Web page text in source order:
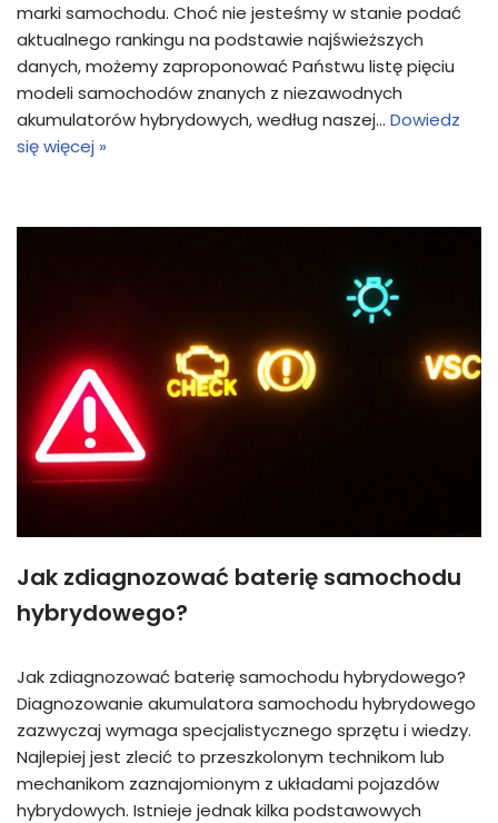
marki samochodu. Choć nie jesteśmy w stanie podać
aktualnego rankingu na podstawie najświeższych
danych, możemy zaproponować Państwu listę pięciu
modeli samochodów znanych z niezawodnych
akumulatorów hybrydowych, według naszej… Dowiedz
się więcej »
Jak zdiagnozować baterię samochodu
hybrydowego?
Jak zdiagnozować baterię samochodu hybrydowego?
Diagnozowanie akumulatora samochodu hybrydowego
zazwyczaj wymaga specjalistycznego sprzętu i wiedzy.
Najlepiej jest zlecić to przeszkolonym technikom lub
mechanikom zaznajomionym z układami pojazdów
hybrydowych. Istnieje jednak kilka podstawowych